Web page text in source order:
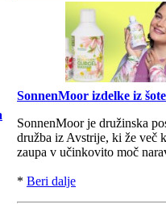
SonnenMoor izdelke iz šote
SonnenMoor je družinska
družba iz Avstrije, ki že več
zaupa v učinkovito moč
* Beri dalje